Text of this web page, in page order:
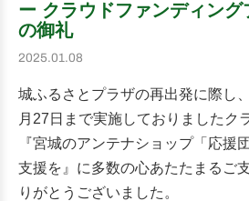
ー クラウドファンディン
の御礼
2025.01.08
城ふるさとプラザの再出発に際し
月27日まで実施しておりましたク
『宮城のアンテナショップ「応援
支援を』に多数の心あたたまるご
りがとうございました。